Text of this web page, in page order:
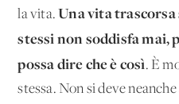
la vita.Una vita trascorsa
stessi non soddisfa mai,
possa dire che è così. È
stessa. Non si deve